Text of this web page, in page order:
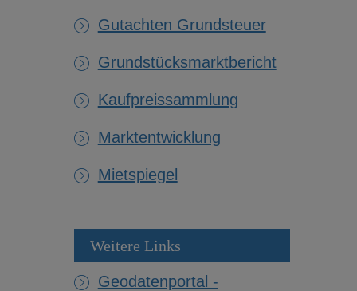
Gutachten Grundsteuer
Grundstücksmarktbericht
Kaufpreissammlung
Marktentwicklung
Mietspiegel
Weitere Links
Geodatenportal -